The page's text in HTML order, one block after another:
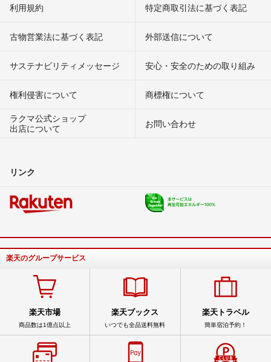
利用規約 特定商取引法に基づく表記
古物営業法に基づく表記 外部送信について
サステナビリティメッセージ 安心・安全のための取り組み
権利侵害について
商標権について
ラクマ公式ショップ
出店について
お問い合わせ
リンク
楽天のグループサービス
楽天市場
商品数は1億点以上
楽天ブックス
いつでも全品送料無料
楽天トラベル
簡単宿泊予約！